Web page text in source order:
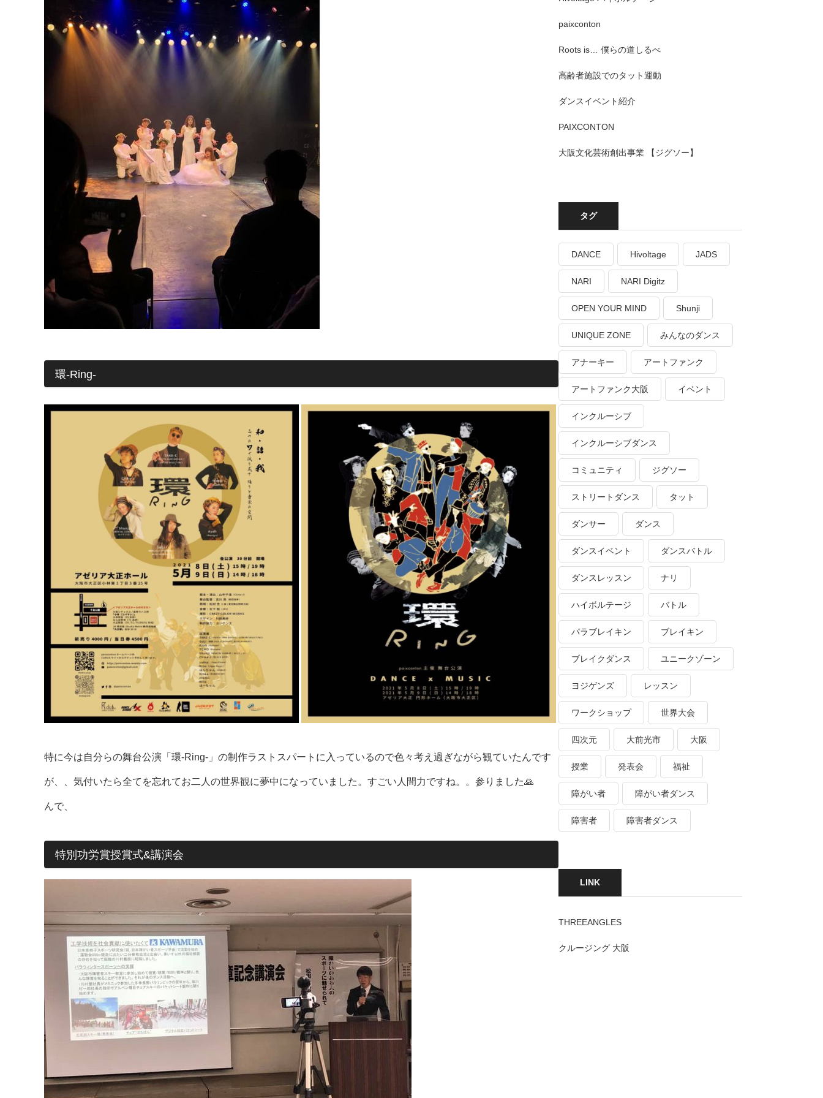
環-Ring-
特に今は自分らの舞台公演「環-Ring-」の制作ラストスパートに入っているので色々考え過ぎながら観ていたんです
が、、気付いたら全てを忘れてお二人の世界観に夢中になっていました。すごい人間力ですね。。参りました🙏
んで、
特別功労賞授賞式&講演会
paixconton
Roots is… 僕らの道しるべ
高齢者施設でのタット運動
ダンスイベント紹介
PAIXCONTON
大阪文化芸術創出事業 【ジグソー】
タグ
DANCE Hivoltage JADS
NARI NARI Digitz
OPEN YOUR MIND Shunji
UNIQUE ZONE みんなのダンス
アナーキー アートファンク
アートファンク大阪 イベント
インクルーシブ
インクルーシブダンス
コミュニティ ジグソー
ストリートダンス タット
ダンサー ダンス
ダンスイベント ダンスバトル
ダンスレッスン ナリ
ハイボルテージ バトル
パラブレイキン ブレイキン
ブレイクダンス ユニークゾーン
ヨジゲンズ レッスン
ワークショップ 世界大会
四次元 大前光市 大阪
授業 発表会 福祉
障がい者 障がい者ダンス
障害者 障害者ダンス
LINK
THREEANGLES
クルージング 大阪